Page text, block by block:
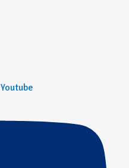
Youtube